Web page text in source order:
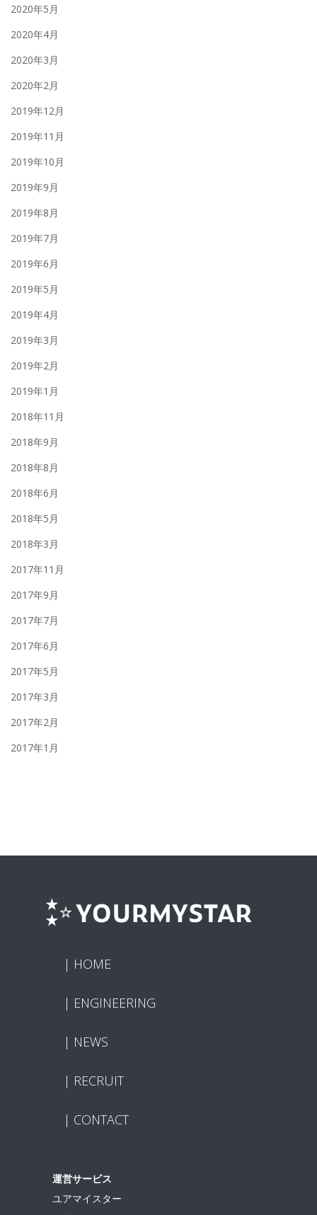
2020年5月
2020年4月
2020年3月
2020年2月
2019年12月
2019年11月
2019年10月
2019年9月
2019年8月
2019年7月
2019年6月
2019年5月
2019年4月
2019年3月
2019年2月
2019年1月
2018年11月
2018年9月
2018年8月
2018年6月
2018年5月
2018年3月
2017年11月
2017年9月
2017年7月
2017年6月
2017年5月
2017年3月
2017年2月
2017年1月
HOME
ENGINEERING
RECRUIT
CONTACT
NEWS
運営サービス
ユアマイスター